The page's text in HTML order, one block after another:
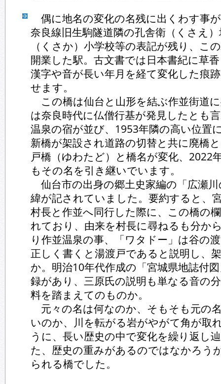
偶に地名の変化の名残に出くわす事
奈良線旧生駒隧道隣の孔舎衛（くさえ
（くさか）小学校等の表記が残り、こ
開業した駅。古文書では日本書紀に草
漢字や音が長い年月を経て変化した痕
せます。
この橋は仙台と山形を結ぶ作並街道
は奈良時代に仏僧行基が発見したとも
温泉の宿が並び、1953年隣の高い位置
新橋が架設され道路の切替と共に廃橋
戸橋（ゆわたど）と橋名が変化、2022
もその名を引き継いでいます。
仙台市の出身の郷土史家編の「広瀬
緯が記されていました。要約すると、
村長と作並へ同行した際に、この橋の
れており、由来を村長に尋ねるも分か
り作並温泉の事、「ワタドー」は谷の
正しく書くと湯渡戸であると説明し、
か。明治10年代作成の「宮城県地誌付
録があり、三原氏の説明も単なる音の
料を踏まえてのものか。
元々の名は何なのか、そもそも元の
いのか、川を転がる岩がやがて角が取
うに、長い歴史の中で変化を繰り返し
た、歴史の重みがあるのではなかろう
られる橋でした。